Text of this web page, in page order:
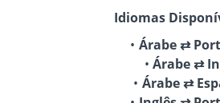
Idiomas
Árabe ⇄
Árabe ⇄
Árabe ⇄